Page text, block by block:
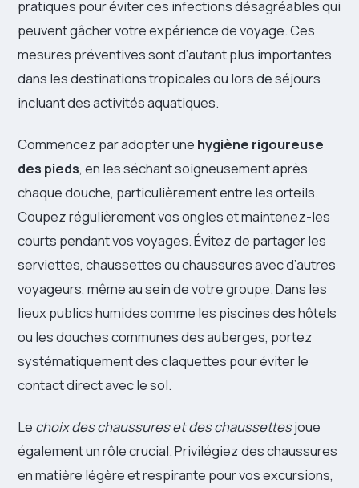
pratiques pour éviter ces infections désagréables qui
peuvent gâcher votre expérience de voyage. Ces
mesures préventives sont d’autant plus importantes
dans les destinations tropicales ou lors de séjours
incluant des activités aquatiques.
Commencez par adopter une hygiène rigoureuse
des pieds, en les séchant soigneusement après
chaque douche, particulièrement entre les orteils.
Coupez régulièrement vos ongles et maintenez-les
courts pendant vos voyages. Évitez de partager les
serviettes, chaussettes ou chaussures avec d’autres
voyageurs, même au sein de votre groupe. Dans les
lieux publics humides comme les piscines des hôtels
ou les douches communes des auberges, portez
systématiquement des claquettes pour éviter le
contact direct avec le sol.
Le choix des chaussures et des chaussettesjoue
également un rôle crucial. Privilégiez des chaussures
en matière légère et respirante pour vos excursions,